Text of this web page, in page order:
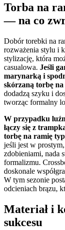
Torba na
— na co
Dobór torebki na
rozważenia stylu i
stylizację, która
casualowa. Jeśli
marynarką i
skórzaną torbę
dodadzą szyku i
tworząc formalny
W przypadku
łączy się z
torbę na ramię
jeśli jest w
zdobieniami, nada
formalizmu.
doskonale
W tym sezonie
odcieniach brązu,
Materiał i
sukcesu